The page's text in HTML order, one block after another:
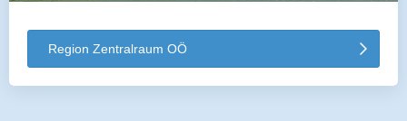
Region Zentralraum OÖ